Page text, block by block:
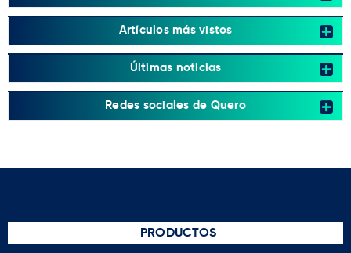
Artículos más vistos
Últimas noticias
Redes sociales de Quero
PRODUCTOS